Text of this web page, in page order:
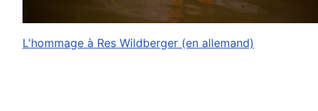
L'hommage à Res Wildberger (en allemand)